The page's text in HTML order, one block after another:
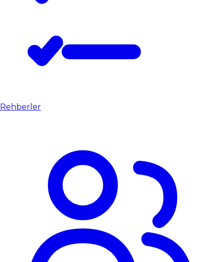
Rehberler